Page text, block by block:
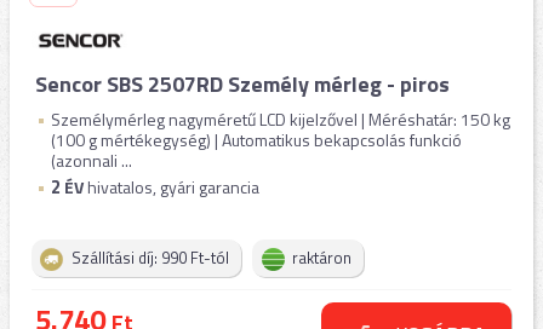
Sencor SBS 2507RD Személy mérleg - piros
Személymérleg nagyméretű LCD kijelzővel | Méréshatár: 150 kg
(100 g mértékegység) | Automatikus bekapcsolás funkció
(azonnali ...
2 ÉVhivatalos, gyári garancia
Szállítási díj: 990 Ft-tól raktáron
5.740Ft